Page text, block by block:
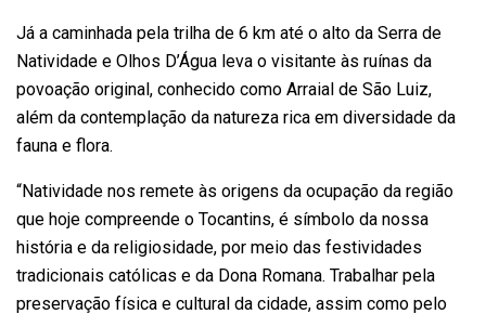
Já a caminhada pela trilha de 6 km até o alto da Serra de
Natividade e Olhos D’Água leva o visitante às ruínas da
povoação original, conhecido como Arraial de São Luiz,
além da contemplação da natureza rica em diversidade da
fauna e flora.
“Natividade nos remete às origens da ocupação da região
que hoje compreende o Tocantins, é símbolo da nossa
história e da religiosidade, por meio das festividades
tradicionais católicas e da Dona Romana. Trabalhar pela
preservação física e cultural da cidade, assim como pelo